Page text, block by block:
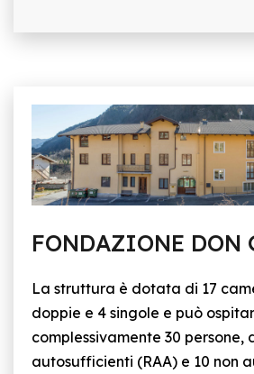
FONDAZIONE DON
La struttura è dotata di 17
doppie e 4 singole e può
complessivamente 30 persone,
autosufficienti (RAA) e 10 non